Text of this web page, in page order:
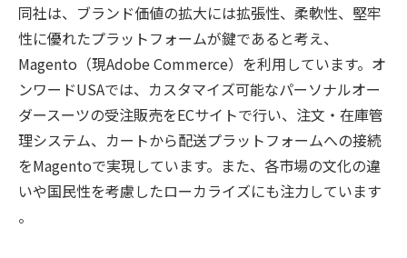
同社は、ブランド価値の拡大には拡張性、柔軟性、堅牢
性に優れたプラットフォームが鍵であると考え、
Magento（現Adobe Commerce）を利用しています。オ
ンワードUSAでは、カスタマイズ可能なパーソナルオー
ダースーツの受注販売をECサイトで行い、注文・在庫管
理システム、カートから配送プラットフォームへの接続
をMagentoで実現しています。また、各市場の文化の違
いや国民性を考慮したローカライズにも注力しています​​
。